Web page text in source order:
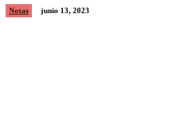
Notas junio 13, 2023